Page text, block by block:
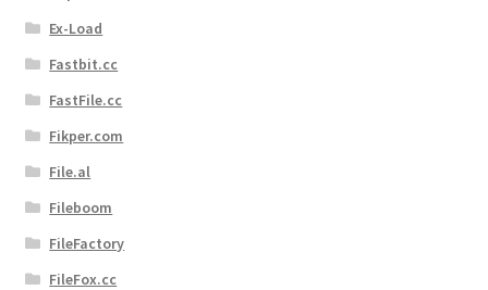
Ex-Load
Fastbit.cc
FastFile.cc
Fikper.com
File.al
Fileboom
FileFactory
FileFox.cc